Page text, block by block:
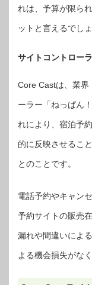
れは、予算が限ら
ットと言えるでしょ
サイトコントロー
Core Castは、業界
ーラー「ねっぱん
れにより、宿泊予
的に反映させるこ
とのことです。
電話予約やキャン
予約サイトの販売
漏れや間違いによ
よる機会損失がな